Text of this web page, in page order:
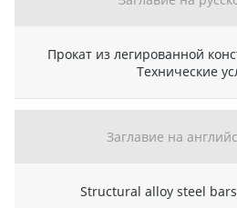
Прокат из легированной
Технические
Заглавие на
Structural alloy steel